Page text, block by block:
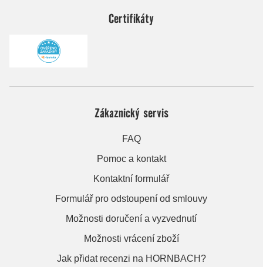
Certifikáty
Zákaznický servis
FAQ
Pomoc a kontakt
Kontaktní formulář
Formulář pro odstoupení od smlouvy
Možnosti doručení a vyzvednutí
Možnosti vrácení zboží
Jak přidat recenzi na HORNBACH?